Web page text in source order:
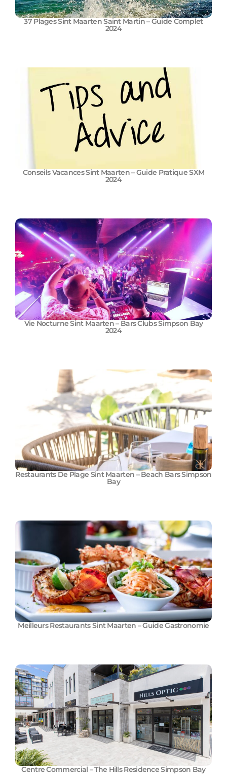
37 Plages Sint Maarten Saint Martin – Guide Complet
2024
Conseils Vacances Sint Maarten – Guide Pratique SXM
2024
Vie Nocturne Sint Maarten – Bars Clubs Simpson Bay
2024
Restaurants De Plage Sint Maarten – Beach Bars Simpson
Bay
Meilleurs Restaurants Sint Maarten – Guide Gastronomie
Centre Commercial – The Hills Residence Simpson Bay